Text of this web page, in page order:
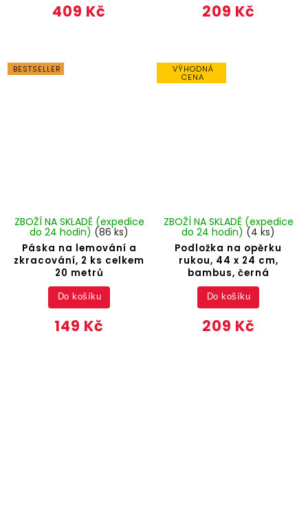
409 Kč 209 Kč
BESTSELLER
Páska na lemování a
zkracování, 2 ks celkem
20 metrů
ZBOŽÍ NA SKLADĚ (expedice
do 24 hodin) (86 ks)
149 Kč
Do košíku
VÝHODNÁ
CENA
Podložka na opěrku
rukou, 44 x 24 cm,
bambus, černá
ZBOŽÍ NA SKLADĚ (expedice
do 24 hodin) (4 ks)
209 Kč
Do košíku